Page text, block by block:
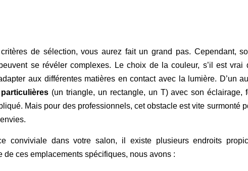
de sélection, vous aurez fait un grand pas. Cependant,
se révéler complexes. Le choix de la couleur, s’il est vrai
aux différentes matières en contact avec la lumière. D’un
(un triangle, un rectangle, un T) avec son éclairage,
Mais pour des professionnels, cet obstacle est vite surmonté
conviviale dans votre salon, il existe plusieurs endroits
de ces emplacements spécifiques, nous avons :